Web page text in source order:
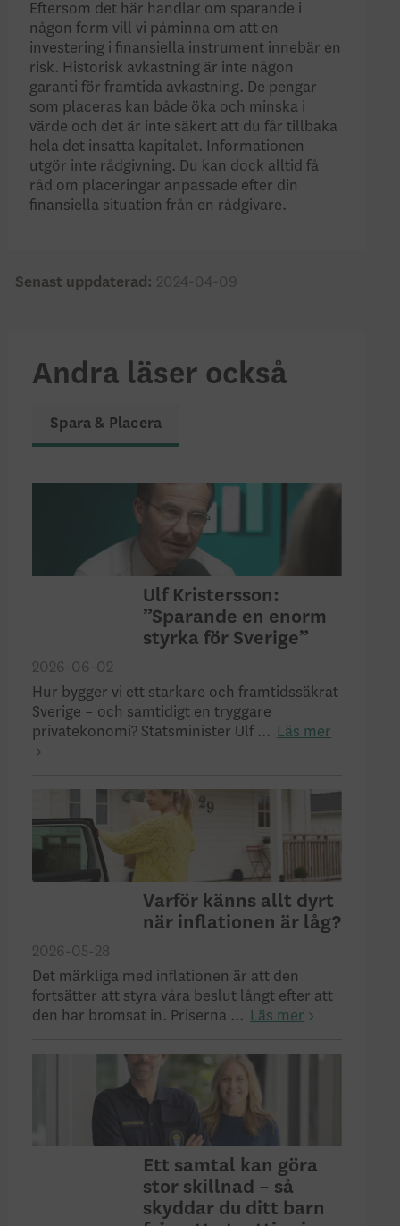
Eftersom det här handlar om sparande i
någon form vill vi påminna om att en
investering i finansiella instrument innebär en
risk. Historisk avkastning är inte någon
garanti för framtida avkastning. De pengar
som placeras kan både öka och minska i
värde och det är inte säkert att du får tillbaka
hela det insatta kapitalet. Informationen
utgör inte rådgivning. Du kan dock alltid få
råd om placeringar anpassade efter din
finansiella situation från en rådgivare.
Senast uppdaterad: 2024-04-09
Andra läser också
Spara & Placera
Ulf Kristersson:
”Sparande en enorm
styrka för Sverige”
2026-06-02
Hur bygger vi ett starkare och framtidssäkrat
Sverige – och samtidigt en tryggare
privatekonomi? Statsminister Ulf ...
Läs mer
Varför känns allt dyrt
när inflationen är låg?
2026-05-28
Det märkliga med inflationen är att den
fortsätter att styra våra beslut långt efter att
den har bromsat in. Priserna ...
Läs mer
Ett samtal kan göra
stor skillnad – så
skyddar du ditt barn